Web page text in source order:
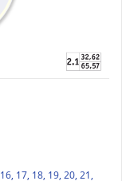
16, 17, 18, 19, 20, 21,